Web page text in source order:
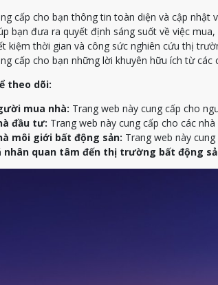
cấp cho bạn thông tin toàn diện và cập nhật
bạn đưa ra quyết định sáng suốt về việc
kiệm thời gian và công sức nghiên cứu thị
cấp cho bạn những lời khuyên hữu ích từ các
theo dõi:
mua nhà: Trang web này cung cấp cho
đầu tư: Trang web này cung cấp cho các
môi giới bất động sản: Trang web này
nhân quan tâm đến thị trường bất động